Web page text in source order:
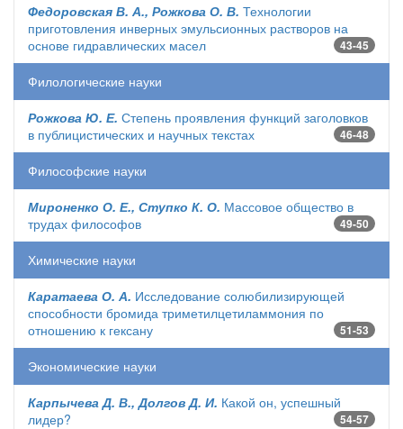
Федоровская В. А., Рожкова О. В. Технологии
приготовления инверных эмульсионных растворов на
основе гидравлических масел
43-45
Филологические науки
Рожкова Ю. Е. Степень проявления функций заголовков
в публицистических и научных текстах
46-48
Философские науки
Мироненко О. Е., Ступко К. О. Массовое общество в
трудах философов
49-50
Химические науки
Каратаева О. А. Исследование солюбилизирующей
способности бромида триметилцетиламмония по
отношению к гексану
51-53
Экономические науки
Карпычева Д. В., Долгов Д. И. Какой он, успешный
лидер?
54-57